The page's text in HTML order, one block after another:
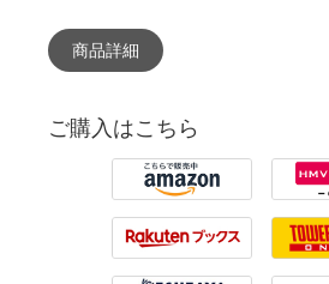
商品詳細
ご購入はこちら
Amazon
Rakuten